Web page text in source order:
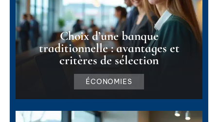
Choix d’une banque
traditionnelle : avantages et
critères de sélection
ÉCONOMIES